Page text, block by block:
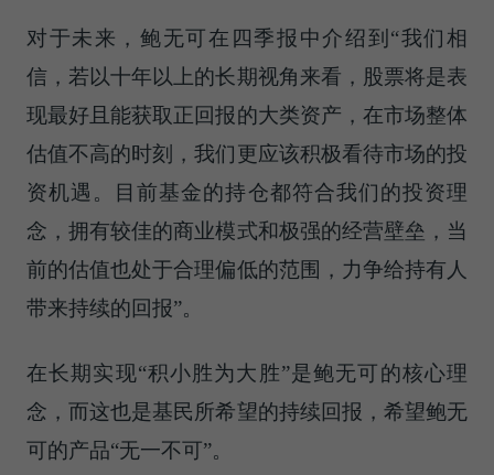
对于未来，鲍无可在四季报中介绍到“我们相
信，若以十年以上的长期视角来看，股票将是表
现最好且能获取正回报的大类资产，在市场整体
估值不高的时刻，我们更应该积极看待市场的投
资机遇。目前基金的持仓都符合我们的投资理
念，拥有较佳的商业模式和极强的经营壁垒，当
前的估值也处于合理偏低的范围，力争给持有人
带来持续的回报”。
在长期实现“积小胜为大胜”是鲍无可的核心理
念，而这也是基民所希望的持续回报，希望鲍无
可的产品“无一不可”。